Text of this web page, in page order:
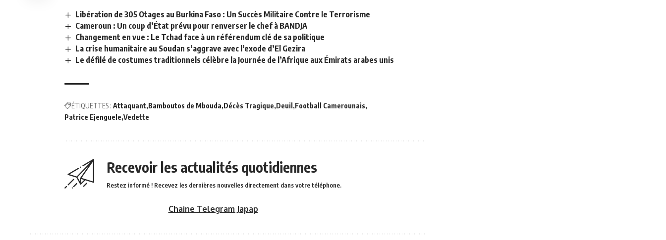
Libération de 305 Otages au Burkina Faso : Un Succès Militaire Contre le Terrorisme
Cameroun : Un coup d’État prévu pour renverser le chef à BANDJA
Changement en vue : Le Tchad face à un référendum clé de sa politique
La crise humanitaire au Soudan s’aggrave avec l’exode d’El Gezira
Le défilé de costumes traditionnels célèbre la Journée de l’Afrique aux Émirats arabes unis
ÉTIQUETTES : Attaquant Bamboutos de Mbouda Décès Tragique Deuil Football Camerounais
Patrice Ejenguele Vedette
Recevoir les actualités quotidiennes
Restez informé ! Recevez les dernières nouvelles directement dans votre téléphone.
Chaine Telegram Japap